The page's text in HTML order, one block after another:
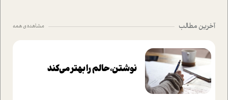
آخرین مطالب مشاهده ی همه
نوشتن، حالم را بهتر می‌کند